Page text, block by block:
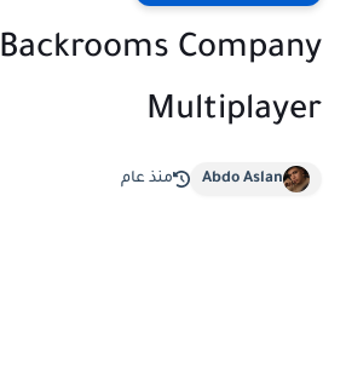
Backrooms Company
Multiplayer
Abdo Aslan منذ عام